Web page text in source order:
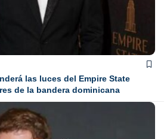
las luces del Empire State
de la bandera dominicana